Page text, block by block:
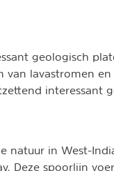
geologisch
van lavastromen
interessant
natuur in West-
Deze spoorlijn